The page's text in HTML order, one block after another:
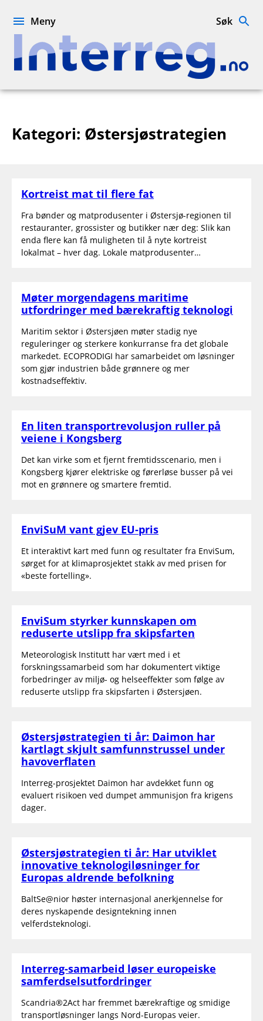
Interreg.no
Meny Søk
Kategori: Østersjøstrategien
Kortreist mat til flere fat
Fra bønder og matprodusenter i Østersjø-regionen til
restauranter, grossister og butikker nær deg: Slik kan
enda flere kan få muligheten til å nyte kortreist
lokalmat – hver dag. Lokale matprodusenter…
Møter morgendagens maritime
utfordringer med bærekraftig teknologi
Maritim sektor i Østersjøen møter stadig nye
reguleringer og sterkere konkurranse fra det globale
markedet. ECOPRODIGI har samarbeidet om løsninger
som gjør industrien både grønnere og mer
kostnadseffektiv.
En liten transportrevolusjon ruller på
veiene i Kongsberg
Det kan virke som et fjernt fremtidsscenario, men i
Kongsberg kjører elektriske og førerløse busser på vei
mot en grønnere og smartere fremtid.
EnviSuM vant gjev EU-pris
Et interaktivt kart med funn og resultater fra EnviSum,
sørget for at klimaprosjektet stakk av med prisen for
«beste fortelling».
EnviSum styrker kunnskapen om
reduserte utslipp fra skipsfarten
Meteorologisk Institutt har vært med i et
forskningssamarbeid som har dokumentert viktige
forbedringer av miljø- og helseeffekter som følge av
reduserte utslipp fra skipsfarten i Østersjøen.
Østersjøstrategien ti år: Daimon har
kartlagt skjult samfunnstrussel under
havoverflaten
Interreg-prosjektet Daimon har avdekket funn og
evaluert risikoen ved dumpet ammunisjon fra krigens
dager.
Østersjøstrategien ti år: Har utviklet
innovative teknologiløsninger for
Europas aldrende befolkning
BaltSe@nior høster internasjonal anerkjennelse for
deres nyskapende designtekning innen
velferdsteknologi.
Interreg-samarbeid løser europeiske
samferdselsutfordringer
Scandria®2Act har fremmet bærekraftige og smidige
transportløsninger langs Nord-Europas veier.